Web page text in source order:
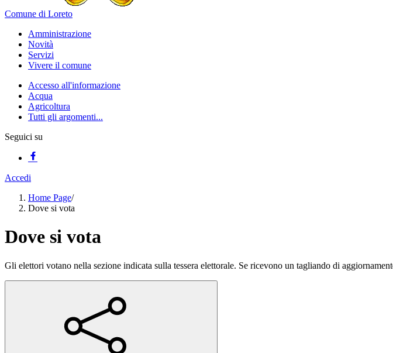
Comune di Loreto
Amministrazione
Novità
Servizi
Vivere il comune
Accesso all'informazione
Acqua
Agricoltura
Tutti gli argomenti...
Seguici su
Accedi
Home Page/
Dove si vota
Dove si vota
Gli elettori votano nella sezione indicata sulla tessera elettorale. Se ricevono un tagliando di